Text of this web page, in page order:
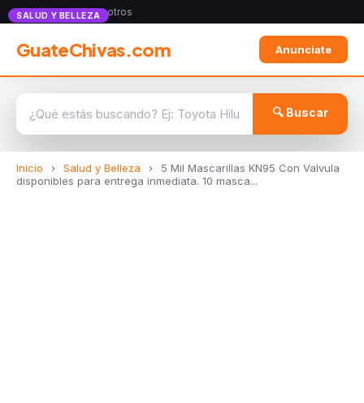
Anunciate con nosotros
GuateChivas.com Anunciate
🔍 Buscar
Inicio › Salud y Belleza ›
5 Mil Mascarillas KN95 Con Valvula
disponibles para entrega inmediata. 10 masca...
SALUD Y BELLEZA